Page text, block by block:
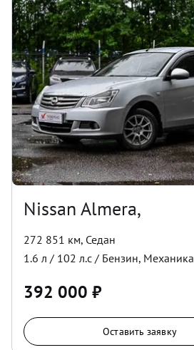
Nissan Almera,
272 851 км, Седан
1.6 л / 102 л.с / Бензин, Механика
392 000 ₽
Оставить заявку